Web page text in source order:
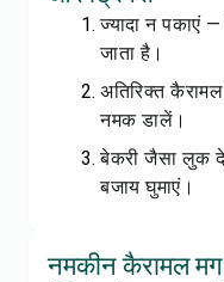
ज्यादा न पकाएं
जाता है।
अतिरिक्त
नमक डालें।
बेकरी जैसा लुक
बजाय घुमाएं।
नमकीन कैरामल